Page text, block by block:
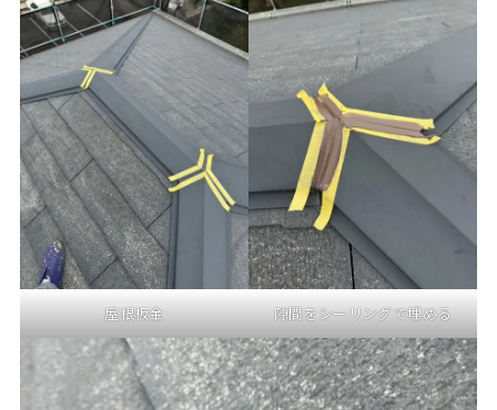
屋根板金 隙間をシーリングで埋める